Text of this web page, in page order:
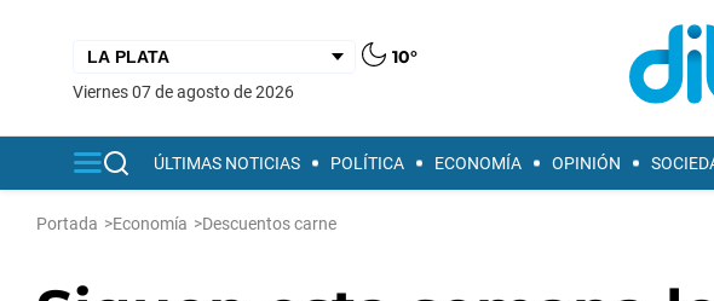
10°
viernes 07 de agosto de 2026
ÚLTIMAS NOTICIAS POLÍTICA ECONOMÍA OPINIÓN
Portada >Economía >Descuentos carne